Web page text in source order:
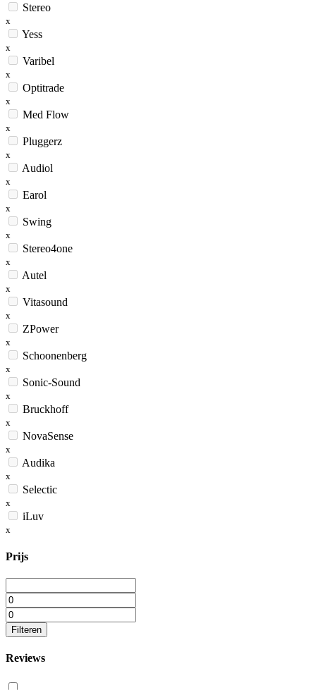
Stereo
x
Yess
x
Varibel
x
Optitrade
x
Med Flow
x
Pluggerz
x
Audiol
x
Earol
x
Swing
x
Stereo4one
x
Autel
x
Vitasound
x
ZPower
x
Schoonenberg
x
Sonic-Sound
x
Bruckhoff
x
NovaSense
x
Audika
x
Selectic
x
iLuv
x
Prijs
Filteren
Reviews